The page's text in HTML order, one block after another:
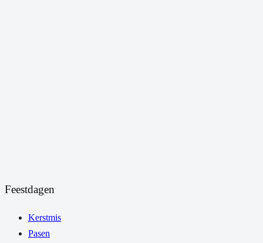
Feestdagen
Kerstmis
Pasen